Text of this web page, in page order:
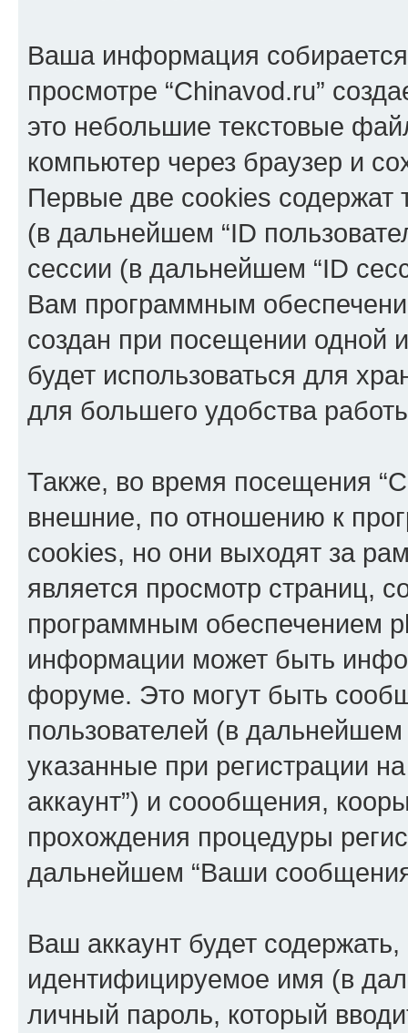
Ваша информация
просмотре “Chinavod.ru”
это небольшие текстовые
компьютер через браузер и
Первые две cookies содержат
(в дальнейшем “ID
сессии (в дальнейшем “ID
Вам программным
создан при посещении одной
будет использоваться для
для большего удобства
Также, во время посещения
внешние, по отношению к
cookies, но они выходят за
является просмотр страниц,
программным обеспечением
информации может быть
форуме. Это могут быть
пользователей (в
указанные при регистрации
аккаунт”) и соообщения,
прохождения процедуры
дальнейшем “Ваши
Ваш аккаунт будет
идентифицируемое имя (в
личный пароль, который